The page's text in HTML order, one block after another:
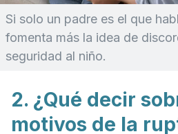
Si solo un padre es el que
fomenta más la idea de
seguridad al niño.
2. ¿Qué decir
motivos de la